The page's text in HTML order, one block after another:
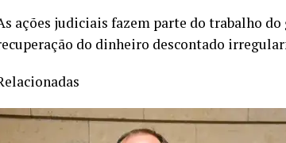
ações judiciais fazem parte do trabalho
do dinheiro descontado